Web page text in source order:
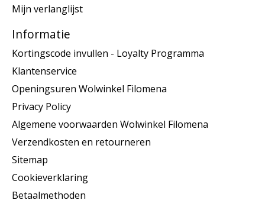
Mijn verlanglijst
Informatie
Kortingscode invullen - Loyalty Programma
Klantenservice
Openingsuren Wolwinkel Filomena
Privacy Policy
Algemene voorwaarden Wolwinkel Filomena
Verzendkosten en retourneren
Sitemap
Cookieverklaring
Betaalmethoden